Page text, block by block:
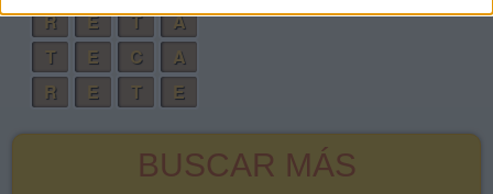
R
E T
A
T
E C
A
R
E T E
BUSCAR MÁS